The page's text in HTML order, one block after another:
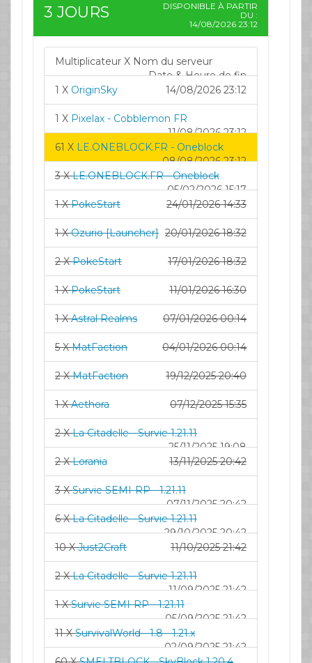
3 JOURS
DISPONIBLE À PARTIR
DU :
14/08/2026 23:12
Multiplicateur X Nom du serveur
Date & Heure de fin
1 X OriginSky 14/08/2026 23:12
1 X Pixelax - Cobblemon FR
11/08/2026 23:12
61 X LE.ONEBLOCK.FR - Oneblock
08/08/2026 23:12
3 XLE.ONEBLOCK.FR - Oneblock
05/02/2026 15:17
1 XPokeStart 24/01/2026 14:33
1 XOzurio [Launcher] 20/01/2026 18:32
2 XPokeStart 17/01/2026 18:32
1 XPokeStart 11/01/2026 16:30
1 XAstral Realms 07/01/2026 00:14
5 XMatFaction 04/01/2026 00:14
2 XMatFaction 19/12/2025 20:40
1 XAethora 07/12/2025 15:35
2 XLa Citadelle - Survie 1.21.11
25/11/2025 19:08
2 XLorania 13/11/2025 20:42
3 XSurvie SEMI-RP - 1.21.11
07/11/2025 20:42
6 XLa Citadelle - Survie 1.21.11
29/10/2025 20:42
10 XJust2Craft 11/10/2025 21:42
2 XLa Citadelle - Survie 1.21.11
11/09/2025 21:42
1 XSurvie SEMI-RP - 1.21.11
05/09/2025 21:42
11 XSurvivalWorld - 1.8 - 1.21.x
02/09/2025 21:42